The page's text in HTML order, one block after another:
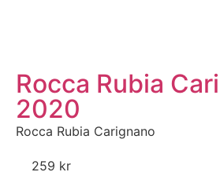
Rocca Rubia
2020
Rocca Rubia Carignano
259 kr